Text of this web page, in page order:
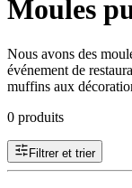
Moules
Nous avons des
événement de
muffins aux
0 produits
Filtrer et trier